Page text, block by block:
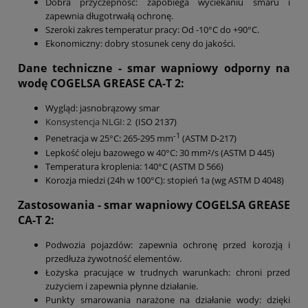
zapewnia długotrwałą ochronę.
Szeroki zakres temperatur pracy: Od -10°C do +90°C.
Ekonomiczny: dobry stosunek ceny do jakości.
Dane techniczne - smar wapniowy odporny na
wodę COGELSA GREASE CA-T 2:
Wygląd: jasnobrązowy smar
Konsystencja NLGI: 2 (ISO 2137)
Penetracja w 25°C: 265-295 mm-1 (ASTM D-217)
Lepkość oleju bazowego w 40°C: 30 mm²/s (ASTM D 445)
Temperatura kroplenia: 140°C (ASTM D 566)
Korozja miedzi (24h w 100°C): stopień 1a (wg ASTM D 4048)
Zastosowania - smar wapniowy COGELSA GREASE
CA-T 2:
Podwozia pojazdów: zapewnia ochronę przed korozją i
przedłuża żywotność elementów.
Łożyska pracujące w trudnych warunkach: chroni przed
zużyciem i zapewnia płynne działanie.
Punkty smarowania narażone na działanie wody: dzięki